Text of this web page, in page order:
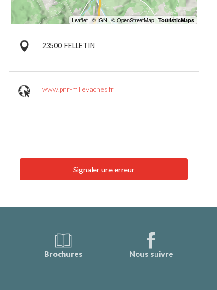
23500 FELLETIN
www.pnr-millevaches.fr
Signaler une erreur
Brochures Nous suivre